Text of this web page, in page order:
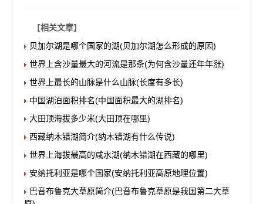
【相关文章】
贝加尔湖是哪个国家的湖(贝加尔湖怎么形成的原因)
世界上含沙量最大的河流是那条(为何含沙量还年年涨)
世界上最长的山脉是什么山脉(长度有多长)
中国湖泊面积排名(中国面积最大的湖排名)
大田顶海拔多少米(大田顶在哪里)
西藏纳木错湖简介(纳木错湖有什么传说)
世界上海拔最高的咸水湖(纳木错湖在西藏的哪里)
安纳托利亚是哪个国家(安纳托利亚高原地理位置)
巴音布鲁克大草原简介(巴音布鲁克草原是我国第二大草